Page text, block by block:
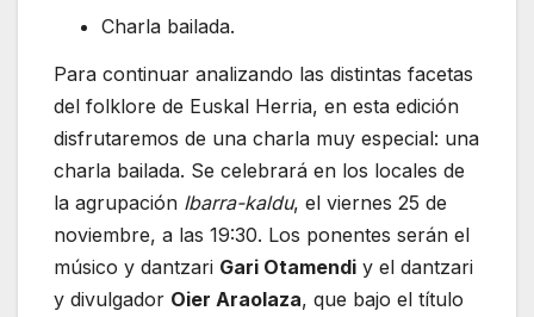
Charla bailada.
Para continuar analizando las distintas facetas
del folklore de Euskal Herria, en esta edición
disfrutaremos de una charla muy especial: una
charla bailada. Se celebrará en los locales de
la agrupación Ibarra-kaldu, el viernes 25 de
noviembre, a las 19:30. Los ponentes serán el
músico y dantzari Gari Otamendi y el dantzari
y divulgador Oier Araolaza, que bajo el título